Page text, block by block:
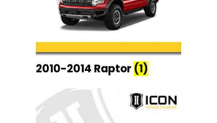
2010-2014 Raptor (1)